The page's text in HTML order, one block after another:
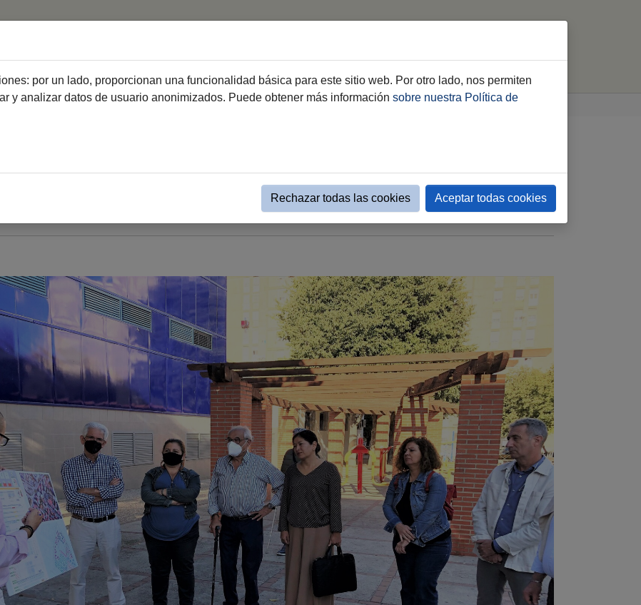
Nota de Prensa
inicia la recogida de datos para la redacción del
por un lado, proporcionan una funcionalidad básica para este sitio web. Por otro lado, nos permiten
y analizar datos de usuario anonimizados. Puede obtener más información sobre nuestra Política de
Rechazar todas las cookies Aceptar todas cookies